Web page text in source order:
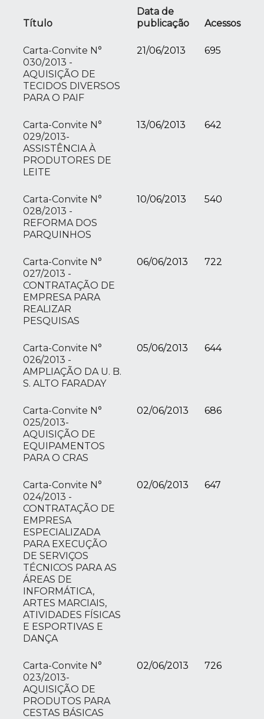
Título
Data de
publicação
Acessos
Carta-Convite N°
030/2013 -
AQUISIÇÃO DE
TECIDOS DIVERSOS
PARA O PAIF
21/06/2013 695
Carta-Convite N°
029/2013-
ASSISTÊNCIA À
PRODUTORES DE
LEITE
13/06/2013 642
Carta-Convite N°
028/2013 -
REFORMA DOS
PARQUINHOS
10/06/2013 540
Carta-Convite N°
027/2013 -
CONTRATAÇÃO DE
EMPRESA PARA
REALIZAR
PESQUISAS
06/06/2013 722
Carta-Convite N°
026/2013 -
AMPLIAÇÃO DA U. B.
S. ALTO FARADAY
05/06/2013 644
Carta-Convite N°
025/2013-
AQUISIÇÃO DE
EQUIPAMENTOS
PARA O CRAS
02/06/2013 686
Carta-Convite N°
024/2013 -
CONTRATAÇÃO DE
EMPRESA
ESPECIALIZADA
PARA EXECUÇÃO
DE SERVIÇOS
TÉCNICOS PARA AS
ÁREAS DE
INFORMÁTICA,
ARTES MARCIAIS,
ATIVIDADES FÍSICAS
E ESPORTIVAS E
DANÇA
02/06/2013 647
Carta-Convite N°
023/2013-
AQUISIÇÃO DE
PRODUTOS PARA
CESTAS BÁSICAS
02/06/2013 726